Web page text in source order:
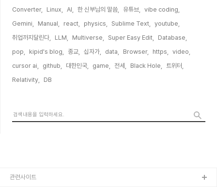
Converter,
Linux, AI, 한 신부님의 말씀, 유튜브,
vibe coding,
Gemini,
Manual, react, physics, Sublime Text,
youtube,
취업까지달린다,
LLM, Multiverse, Super Easy Edit,
Database,
pop,
kipid's blog, 종교, 십자가, data, Browser, https,
video,
cursor ai,
github, 대한민국, game, 전세, Black Hole,
트위터,
Relativity,
DB,
관련사이트